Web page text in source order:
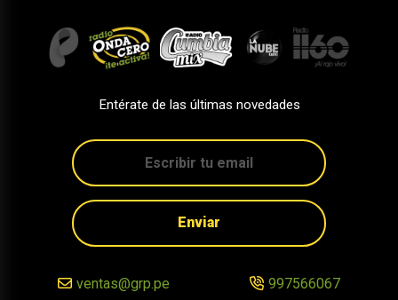
Entérate de las últimas novedades
Enviar
ventas@grp.pe 997566067